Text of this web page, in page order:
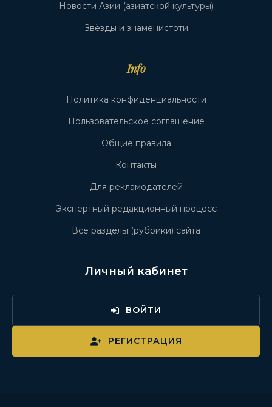
Новости Азии (азиатской культуры)
Звёзды и знаменистоти
Info
Политика конфиденциальности
Пользовательское соглашение
Общие правила
Контакты
Для рекламодателей
Экспертный редакционный процесс
Все разделы (рубрики) сайта
Личный кабинет
ВОЙТИ
РЕГИСТРАЦИЯ